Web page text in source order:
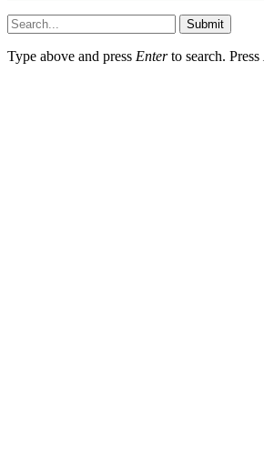
Submit
Type above and press Enterto search. Press